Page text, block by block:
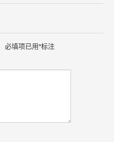
必填项已用*标注